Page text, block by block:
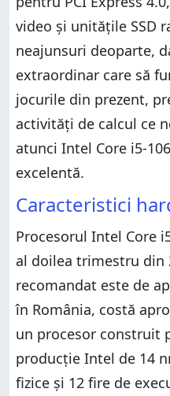
video și unitățile SSD
neajunsuri deoparte,
extraordinar care să
jocurile din prezent,
activități de calcul ce
atunci Intel Core i5-
excelentă.
Caracteristici
Procesorul Intel Core
al doilea trimestru din
recomandat este de
în România, costă
un procesor construit
producție Intel de 14
fizice și 12 fire de